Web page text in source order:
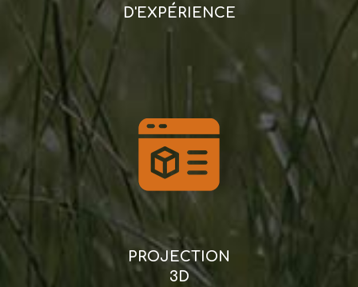
D'EXPÉRIENCE
PROJECTION
3D